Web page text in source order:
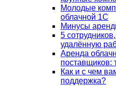
Молодые
облачной 1С
Минусы
5
удалённую
Аренда
поставщиков:
Как и с чем
поддержка?